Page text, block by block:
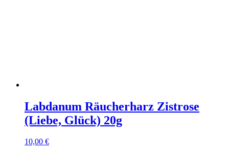
Labdanum Räucherharz Zistrose
(Liebe, Glück) 20g
10,00 €